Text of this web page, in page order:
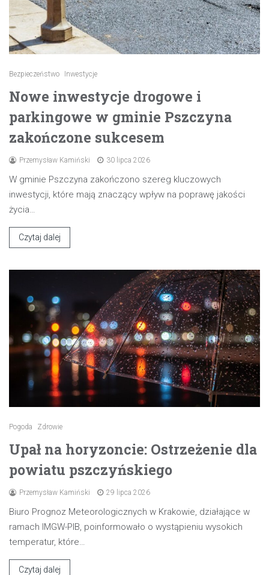
Bezpieczeństwo Inwestycje
Nowe inwestycje drogowe i
parkingowe w gminie Pszczyna
zakończone sukcesem
Przemysław Kamiński 30 lipca 2026
W gminie Pszczyna zakończono szereg kluczowych
inwestycji, które mają znaczący wpływ na poprawę jakości
życia…
Czytaj dalej
Pogoda Zdrowie
Upał na horyzoncie: Ostrzeżenie dla
powiatu pszczyńskiego
Przemysław Kamiński 29 lipca 2026
Biuro Prognoz Meteorologicznych w Krakowie, działające w
ramach IMGW-PIB, poinformowało o wystąpieniu wysokich
temperatur, które…
Czytaj dalej